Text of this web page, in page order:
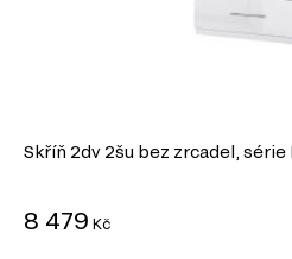
Skříň 2dv 2šu bez zrcadel, série
8 479 Kč